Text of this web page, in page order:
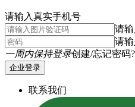
请输入真实手机号
请
请
一周内保持登录创建/忘记密码?
企业登录
联系我们